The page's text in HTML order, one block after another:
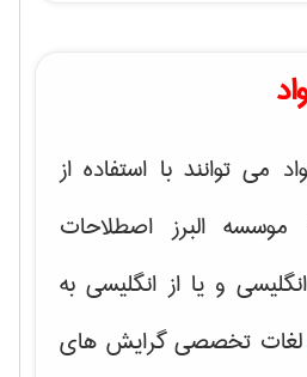
می توانند با استفاده از
البرز اصطلاحات
و یا از انگلیسی به
لغات تخصصی گرایش های